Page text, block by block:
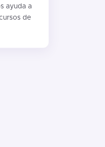
ayuda a
de